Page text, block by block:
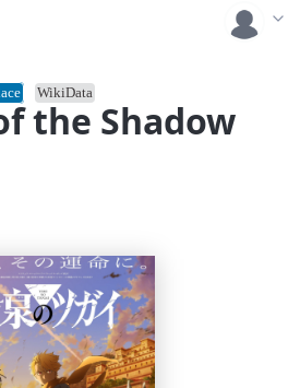
the Shadow
WikiData